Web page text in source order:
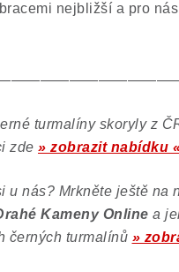
nejbližší a pro
turmalíny skoryly z
zde » zobrazit nabídku
u nás? Mrkněte ještě na
Kameny Online a
černých turmalínů »